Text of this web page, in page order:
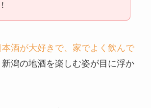
酒が大好きで、家でよく飲んで
新潟の地酒を楽しむ姿が目に浮か